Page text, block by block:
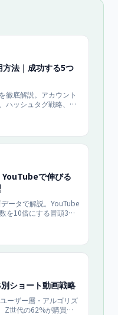
法｜成功する5つ
徹底解説。アカウント
ハッシュタグ戦略、分
公開します。
YouTubeで伸びる
ータで解説。YouTube
を10倍にする冒頭3秒
介します。
ショート動画戦略
ーザー層・アルゴリズ
Z世代の62%が購買に